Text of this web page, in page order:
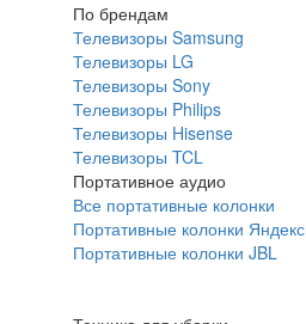
По брендам
Телевизоры Samsung
Телевизоры LG
Телевизоры Sony
Телевизоры Philips
Телевизоры Hisense
Телевизоры TCL
Портативное аудио
Все портативные колонки
Портативные колонки Яндекс
Портативные колонки JBL